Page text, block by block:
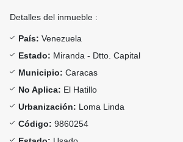
Detalles del inmueble :
País: Venezuela
Estado: Miranda - Dtto. Capital
Municipio: Caracas
No Aplica: El Hatillo
Urbanización: Loma Linda
Código: 9860254